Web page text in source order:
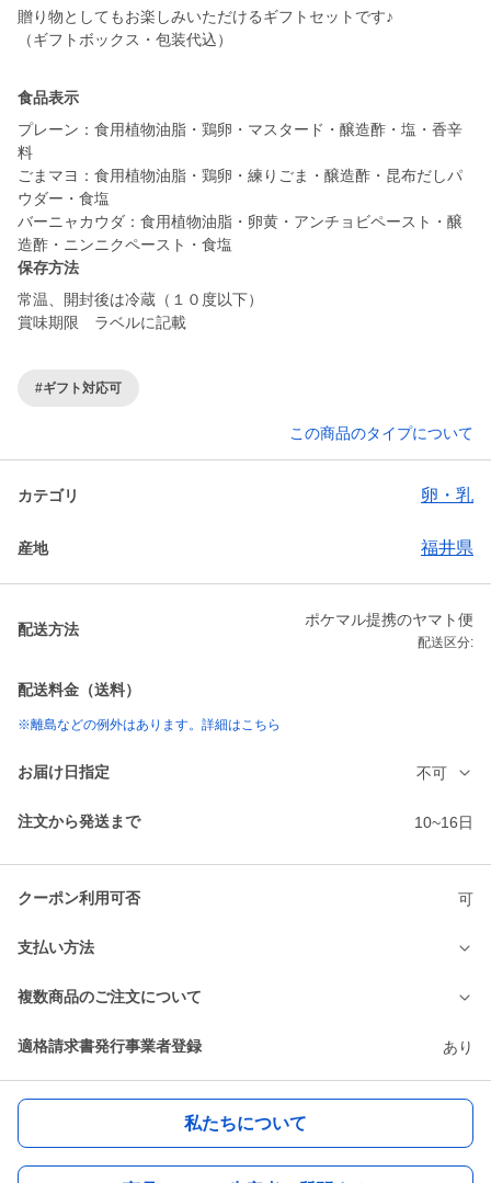
贈り物としてもお楽しみいただけるギフトセットです♪
（ギフトボックス・包装代込）
食品表示
プレーン：食用植物油脂・鶏卵・マスタード・醸造酢・塩・香辛
料
ごまマヨ：食用植物油脂・鶏卵・練りごま・醸造酢・昆布だしパ
ウダー・食塩
バーニャカウダ：食用植物油脂・卵黄・アンチョビペースト・醸
造酢・ニンニクペースト・食塩
保存方法
常温、開封後は冷蔵（１０度以下）
賞味期限 ラベルに記載
#ギフト対応可
この商品のタイプについて
カテゴリ 卵・乳
産地 福井県
配送方法
ポケマル提携のヤマト便
配送区分:
配送料金（送料）
※離島などの例外はあります。詳細はこちら
お届け日指定 不可
注文から発送まで 10~16日
クーポン利用可否 可
支払い方法
複数商品のご注文について
適格請求書発行事業者登録 あり
私たちについて